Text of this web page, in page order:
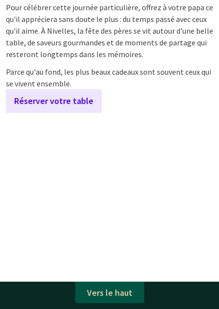
Pour célébrer cette journée particulière, offrez à votre papa ce
qu'il appréciera sans doute le plus : du temps passé avec ceux
qu'il aime. À Nivelles, la fête des pères se vit autour d'une belle
table, de saveurs gourmandes et de moments de partage qui
resteront longtemps dans les mémoires.
Parce qu'au fond, les plus beaux cadeaux sont souvent ceux qui
se vivent ensemble.
Réserver votre table
Vers le haut